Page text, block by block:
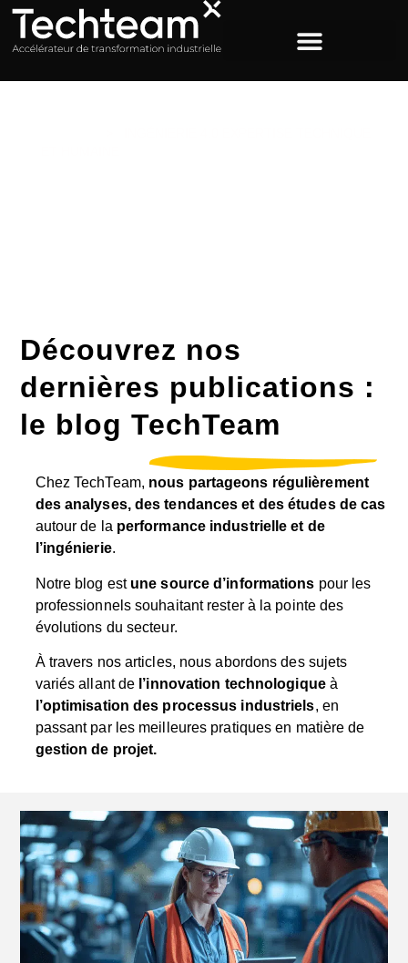
Découvrez nos
dernières publications :
le blog TechTeam
Chez TechTeam, nous partageons régulièrement
des analyses, des tendances et des études de cas
autour de la performance industrielle et de
l’ingénierie.
Notre blog est une source d’informations pour les
professionnels souhaitant rester à la pointe des
évolutions du secteur.
À travers nos articles, nous abordons des sujets
variés allant de l’innovation technologiqueà
l’optimisation des processus industriels, en
passant par les meilleures pratiques en matière de
gestion de projet.